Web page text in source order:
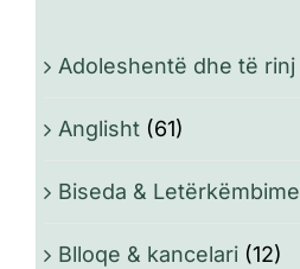
Adoleshentë dhe të rinj
Anglisht (61)
Biseda & Letërkëmbime
Blloqe & kancelari (12)